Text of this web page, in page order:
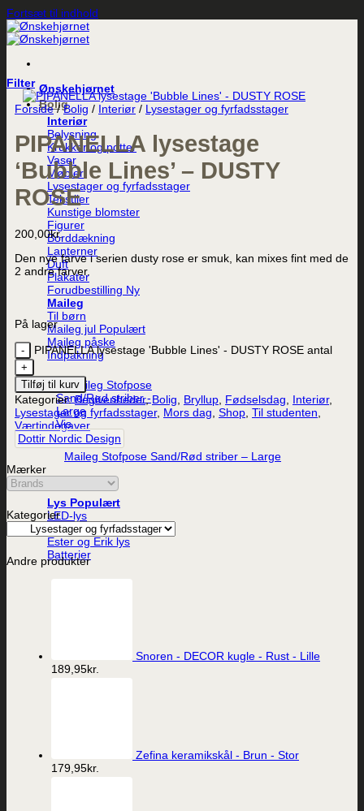
Fortsæt til indhold
Ønskehjørnet
Bolig
Interiør
Belysning
Krukker og potter
Vaser
Møbler
Lysestager og fyrfadsstager
Tekstiler
Kunstige blomster
Figurer
Borddækning
Lanterner
Duft
Plakater
Forudbestilling
Maileg
Til børn
Maileg jul
Maileg påske
Indpakning
Vis
Maileg Stofpose Sand/Rød striber – Large
39,95kr.
Lys
LED-lys
Stearinlys
Ester og Erik lys
Batterier
Filter
Forside / Bolig / Interiør / Lysestager og fyrfadsstager
PIPANELLA lysestage
‘Bubble Lines’ – DUSTY
ROSE
200,00kr.
Den nye farve i serien dusty rose er smuk, kan mixes fint med de
2 andre farver.
På lager
PIPANELLA lysestage 'Bubble Lines' - DUSTY ROSE antal
Tilføj til kurv
Kategorier:Begivenheder,Bolig Bryllup Fødselsdag Interiør,
Lysestager og fyrfadsstager, Mors dag Shop Til studenten
Værtindegaver
Dottir Nordic Design
Mærker
Kategorier
Andre produkter
Snoren - DECOR kugle - Rust - Lille
189,95kr.
Zefina keramikskål - Brun - Stor
179,95kr.